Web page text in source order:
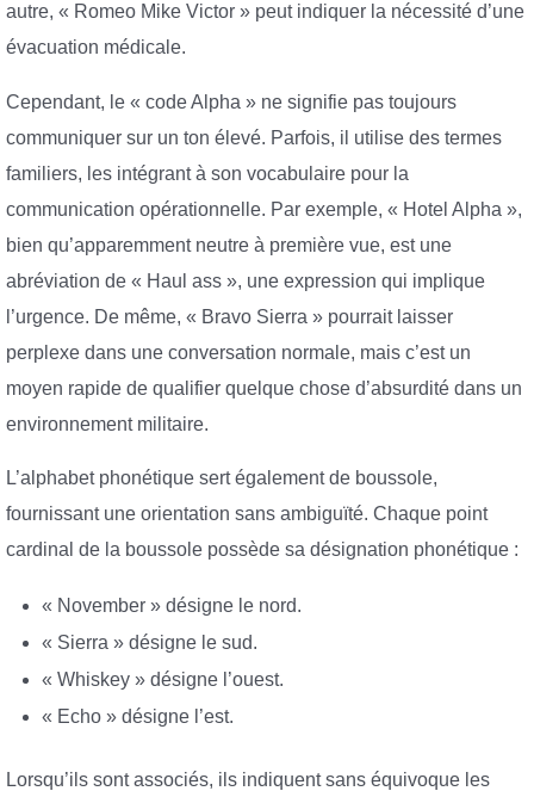
autre, « Romeo Mike Victor » peut indiquer la nécessité d’une
évacuation médicale.
Cependant, le « code Alpha » ne signifie pas toujours
communiquer sur un ton élevé. Parfois, il utilise des termes
familiers, les intégrant à son vocabulaire pour la
communication opérationnelle. Par exemple, « Hotel Alpha »,
bien qu’apparemment neutre à première vue, est une
abréviation de « Haul ass », une expression qui implique
l’urgence. De même, « Bravo Sierra » pourrait laisser
perplexe dans une conversation normale, mais c’est un
moyen rapide de qualifier quelque chose d’absurdité dans un
environnement militaire.
L’alphabet phonétique sert également de boussole,
fournissant une orientation sans ambiguïté. Chaque point
cardinal de la boussole possède sa désignation phonétique :
« November » désigne le nord.
« Sierra » désigne le sud.
« Whiskey » désigne l’ouest.
« Echo » désigne l’est.
Lorsqu’ils sont associés, ils indiquent sans équivoque les